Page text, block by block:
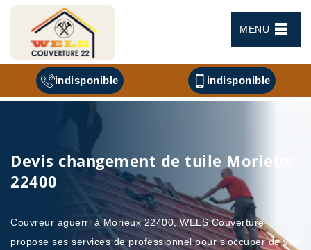
MENU
indisponible indisponible
Devis changement de tuile Morieux
22400
Couvreur aguerri à Morieux 22400, WELS Couverture
propose ses services de professionnel pour s'occuper de vos